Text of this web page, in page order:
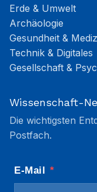
Erde & Umwelt
Archäologie
Gesundheit &
Technik & Digitales
Gesellschaft &
Wissenschaft-
Die wichtigsten
Postfach.